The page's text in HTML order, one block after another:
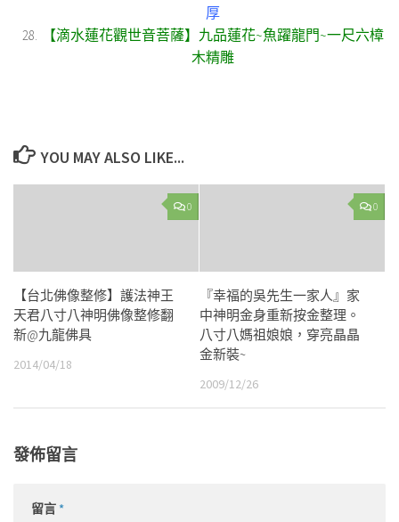
厚
【滴水蓮花觀世音菩薩】九品蓮花~魚躍龍門~一尺六樟
木精雕
YOU MAY ALSO LIKE...
0
【台北佛像整修】護法神王
天君八寸八神明佛像整修翻
新@九龍佛具
2014/04/18
0
『幸福的吳先生一家人』家
中神明金身重新按金整理。
八寸八媽祖娘娘，穿亮晶晶
金新裝~
2009/12/26
發佈留言
留言*